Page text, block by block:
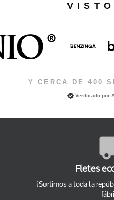
Y CERCA DE 400
Verificado por
Fletes
¡Surtimos a toda la